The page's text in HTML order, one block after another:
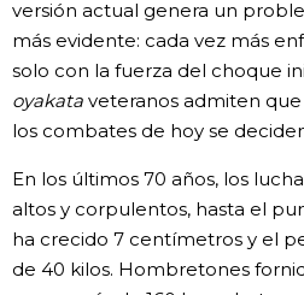
versión actual genera un
más evidente: cada vez más
solo con la fuerza del choque
oyakataveteranos admiten que
los combates de hoy se
En los últimos 70 años, los
altos y corpulentos, hasta el
ha crecido 7 centímetros y el
de 40 kilos. Hombretones